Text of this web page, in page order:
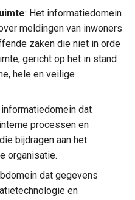
: Het informatiedomein
meldingen van inwoners
zaken die niet in orde
gericht op het in stand
hele en veilige
dat
processen en
bijdragen aan het
organisatie.
dat gegevens
en